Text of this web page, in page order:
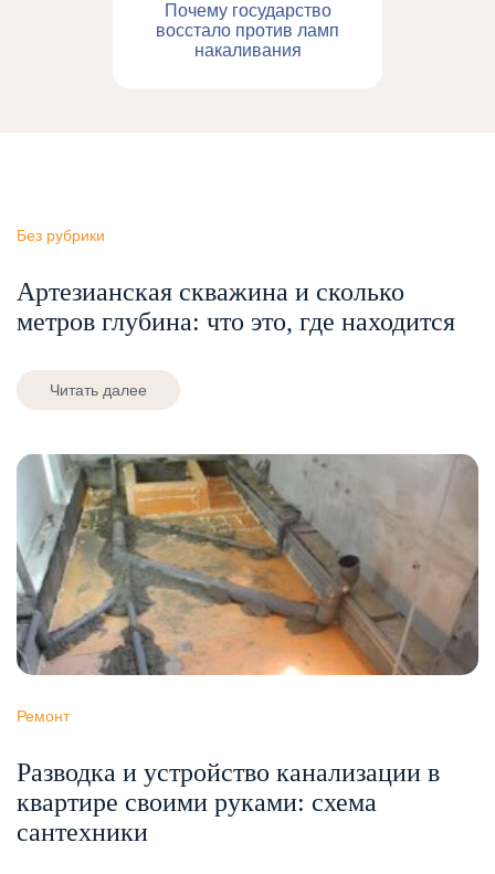
Почему государство
восстало против ламп
накаливания
Без рубрики
Артезианская скважина и сколько
метров глубина: что это, где находится
Читать далее
Ремонт
Разводка и устройство канализации в
квартире своими руками: схема
сантехники